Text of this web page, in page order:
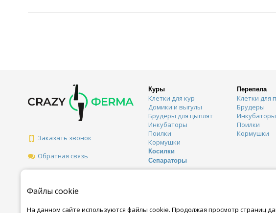
Заказать звонок
Обратная связь
Куры
Клетки для кур
Домики и выгулы
Брудеры для цыплят
Инкубаторы
Поилки
Кормушки
Косилки
Сепараторы
Перепела
Клетки для
Брудеры
Инкубаторы
Поилки
Кормушки
Файлы cookie
На данном сайте используются файлы cookie. Продолжая просмотр страниц